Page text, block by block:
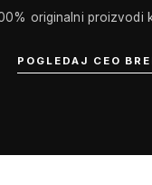
originalni proizvodi
POGLEDAJ CEO